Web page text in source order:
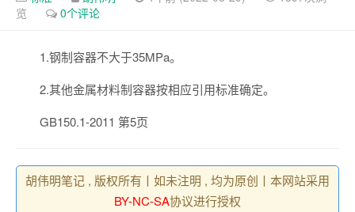
览
0个评论
1.钢制容器不大于35MPa。
2.其他金属材料制容器按相应引用标准确定。
GB150.1-2011 第5页
胡伟明笔记 , 版权所有丨如未注明 , 均为原创丨本网站采用
BY-NC-SA协议进行授权